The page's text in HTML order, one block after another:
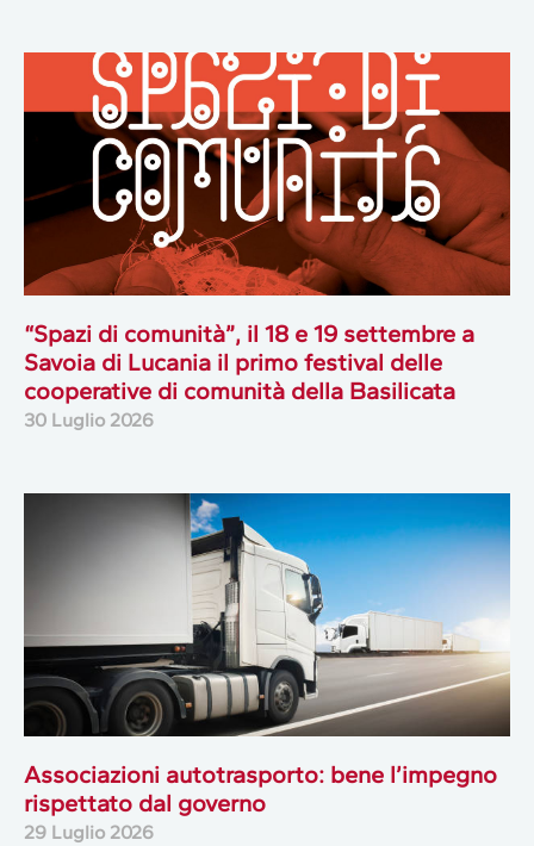
“Spazi di comunità”, il 18 e 19 settembre a
Savoia di Lucania il primo festival delle
cooperative di comunità della Basilicata
30 Luglio 2026
Associazioni autotrasporto: bene l’impegno
rispettato dal governo
29 Luglio 2026